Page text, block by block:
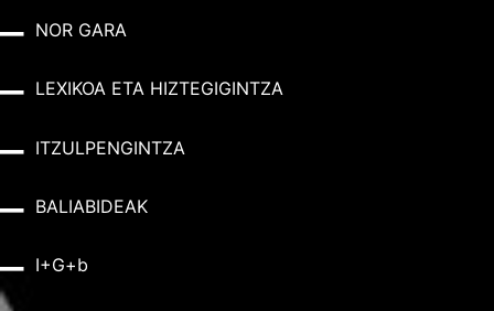
NOR GARA
LEXIKOA ETA HIZTEGIGINTZA
ITZULPENGINTZA
BALIABIDEAK
I+G+b